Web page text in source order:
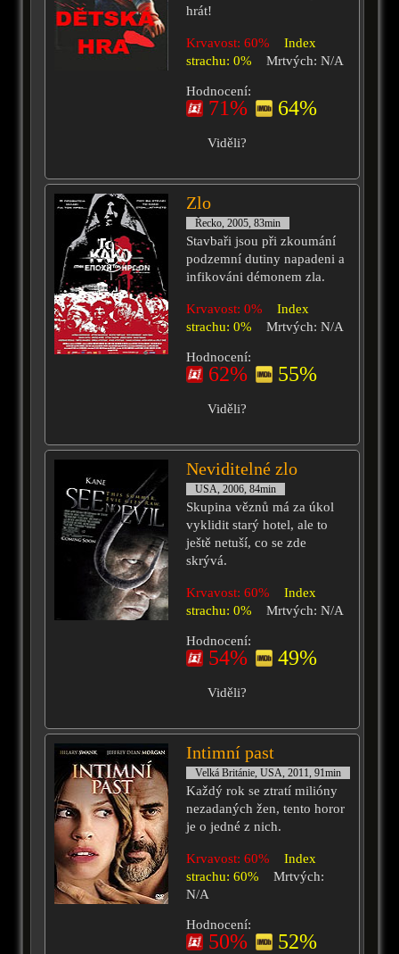
hrát!
Krvavost: 60%
Index
strachu: 0%
Mrtvých: N/A
Hodnocení:
71% 64%
Viděli?
Zlo
Řecko, 2005, 83min
Stavbaři jsou při zkoumání
podzemní dutiny napadeni a
infikováni démonem zla.
Krvavost: 0%
Index
strachu: 0%
Mrtvých: N/A
Hodnocení:
62% 55%
Viděli?
Neviditelné zlo
USA, 2006, 84min
Skupina věznů má za úkol
vyklidit starý hotel, ale to
ještě netuší, co se zde
skrývá.
Krvavost: 60%
Index
strachu: 0%
Mrtvých: N/A
Hodnocení:
54% 49%
Viděli?
Intimní past
Velká Británie, USA, 2011, 91min
Každý rok se ztratí milióny
nezadaných žen, tento horor
je o jedné z nich.
Krvavost: 60%
Index
strachu: 60%
Mrtvých:
N/A
Hodnocení:
50% 52%